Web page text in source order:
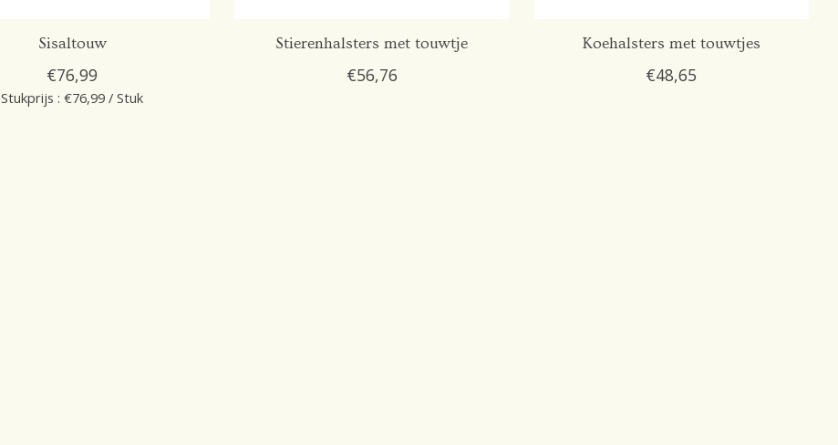
Sisaltouw
€76,99
Stukprijs : €76,99 / Stuk
Stierenhalsters met touwtje
€56,76
Koehalsters met touwtjes
€48,65